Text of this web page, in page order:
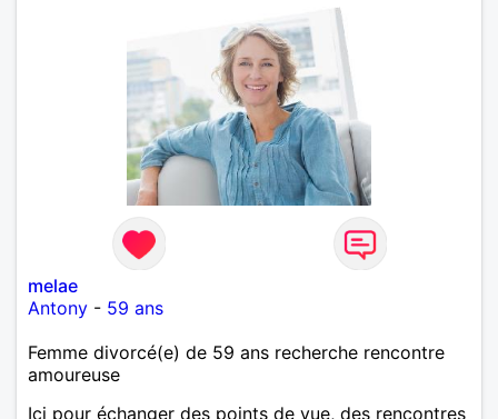
melae
Antony - 59 ans
Femme divorcé(e) de 59 ans recherche rencontre
amoureuse
Ici pour échanger des points de vue, des rencontres